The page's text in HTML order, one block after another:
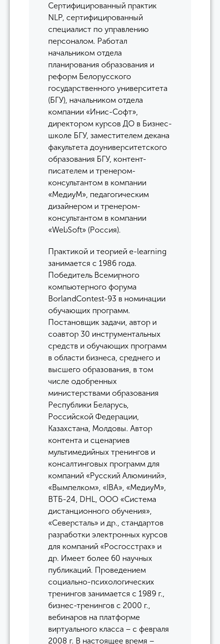
Сертифицированный практик
NLP, сертифицированный
специалист по управлению
персоналом. Работал
начальником отдела
планирования образования и
реформ Белорусского
государственного университета
(БГУ), начальником отдела
компании «Инис-Софт»,
директором курсов ДО в Бизнес-
школе БГУ, заместителем декана
факультета доуниверситетского
образования БГУ, контент-
писателем и тренером-
консультантом в компании
«МедиуМ», педагогическим
дизайнером и тренером-
консультантом в компании
«WebSoft» (Россия).
Практикой и теорией e-lеarning
занимается с 1986 года.
Победитель Всемирного
компьютерного форума
BorlandContest-93 в номинации
обучающих программ.
Постановщик задачи, автор и
соавтор 30 инструментальных
средств и обучающих программ
в области бизнеса, среднего и
высшего образования, в том
числе одобренных
министерствами образования
Республики Беларусь,
Российской Федерации,
Казахстана, Молдовы. Автор
контента и сценариев
мультимедийных тренингов и
консалтинговых программ для
компаний «Русский Алюминий»,
«Вымпелком», «IBA», «МедиуМ»,
ВТБ-24, DHL, ООО «Система
дистанционного обучения»,
«Северсталь» и др., стандартов
разработки электронных курсов
для компаний «Росгосстрах» и
др. Имеет более 60 научных
публикаций. Проведением
социально-психологических
тренингов занимается с 1989 г.,
бизнес-тренингов с 2000 г.,
вебинаров на платформе
виртуального класса – с февраля
2008 г. В настоящее время –